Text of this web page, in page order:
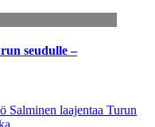
seudulle –
Salminen laajentaa Turun